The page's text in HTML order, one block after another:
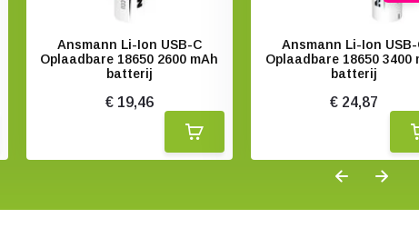
Ansmann Li-Ion USB-C
Oplaadbare 18650 2600 mAh
batterij
€ 19,46
Ansmann Li-Ion USB-
Oplaadbare 18650 3400
batterij
€ 24,87